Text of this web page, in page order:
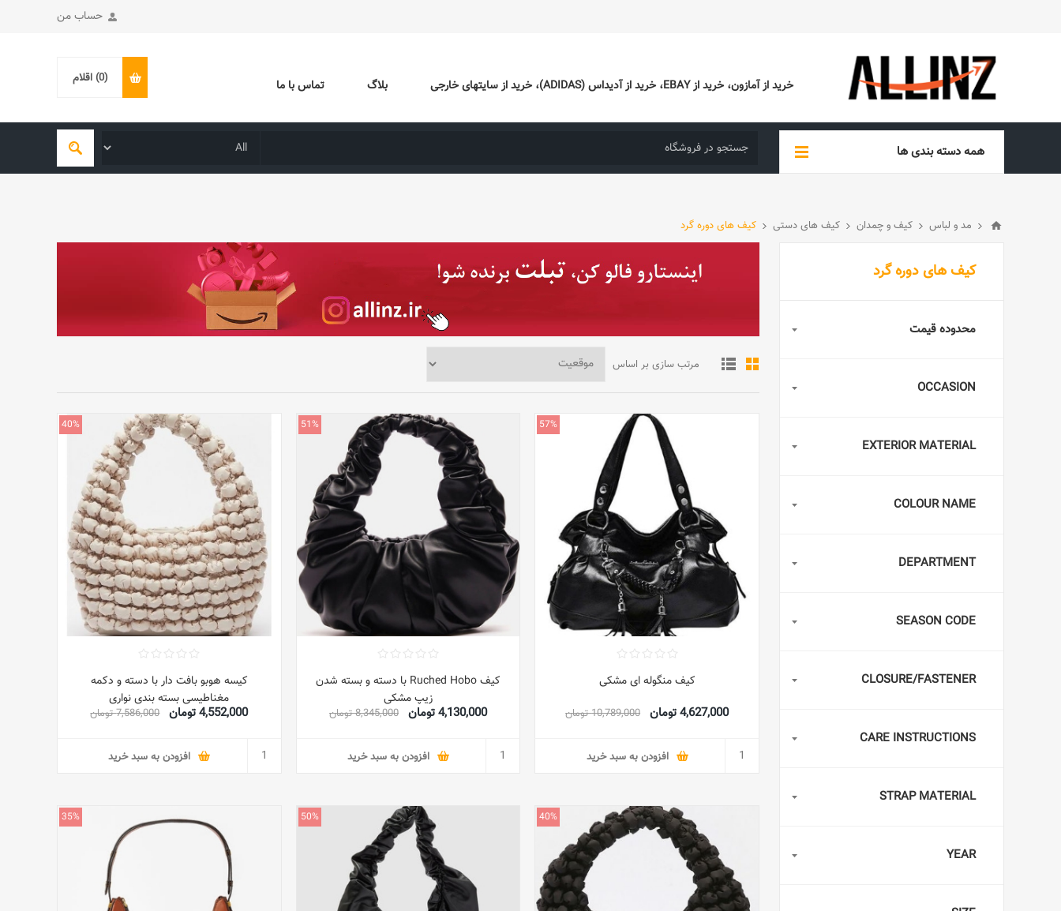
حساب من
خرید از آمازون، خرید از EBAY، خرید از آدیداس (ADIDAS)، خرید از سایتهای خارجی بلاگ تماس با ما (0) اقلام
همه دسته بندی ها
مد و لباس کیف و چمدان کیف های دستی کیف های دوره گرد
مرتب سازی بر اساس
57%
کیف منگوله ای مشکی
4,627,000 تومان 10,789,000 تومان
افزودن به سبد خرید
51%
کیف Ruched Hobo با دسته و بسته شدن
زیپ مشکی
4,130,000 تومان 8,345,000 تومان
افزودن به سبد خرید
40%
کیسه هوبو بافت دار با دسته و دکمه
مغناطیسی بسته بندی نواری
4,552,000 تومان 7,586,000 تومان
افزودن به سبد خرید
40%
50%
35%
کیف های دوره گرد
محدوده قیمت
OCCASION
EXTERIOR MATERIAL
COLOUR NAME
DEPARTMENT
SEASON CODE
CLOSURE/FASTENER
CARE INSTRUCTIONS
STRAP MATERIAL
YEAR